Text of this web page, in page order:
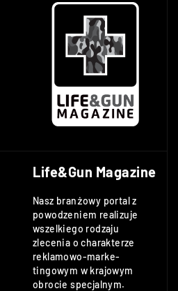
Life&Gun Magazine
Nasz branżowy portal z
powodzeniem realizuje
wszelkiego rodzaju
zlecenia o charakterze
reklamowo-marke-
tingowym w krajowym
obrocie specjalnym.